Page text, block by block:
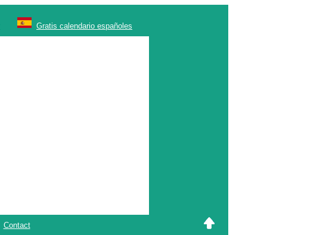
Gratis calendario españoles
Contact